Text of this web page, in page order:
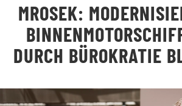
LANDESGRUPPEN
VERANSTALTUNGEN
MROSEK:
DURCH BÜROKRATIE